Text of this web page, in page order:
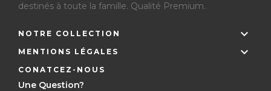
destinés à toute la famille. Qualité Premium.
NOTRE COLLECTION 
MENTIONS LÉGALES 
CONATCEZ-NOUS
Une Question?